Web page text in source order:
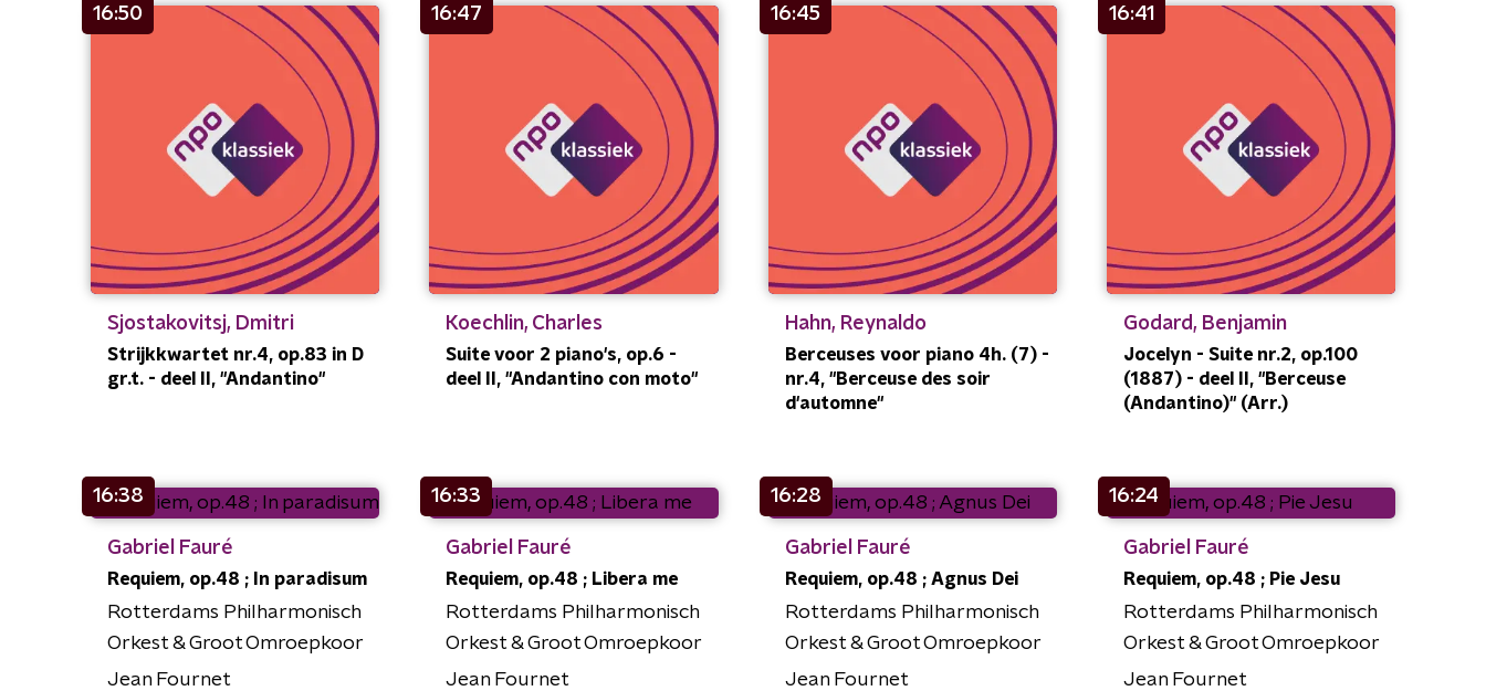
16:50
Sjostakovitsj, Dmitri
Strijkkwartet nr.4, op.83 in D
gr.t. - deel II, "Andantino"
16:47
Koechlin, Charles
Suite voor 2 piano's, op.6 -
deel II, "Andantino con moto"
16:45
Hahn, Reynaldo
Berceuses voor piano 4h. (7) -
nr.4, "Berceuse des soir
d'automne"
16:41
Godard, Benjamin
Jocelyn - Suite nr.2, op.100
(1887) - deel II, "Berceuse
(Andantino)" (Arr.)
16:38
Gabriel Fauré
Requiem, op.48 ; In paradisum
Rotterdams Philharmonisch
Orkest & Groot Omroepkoor
Jean Fournet
16:33
Gabriel Fauré
Requiem, op.48 ; Libera me
Rotterdams Philharmonisch
Orkest & Groot Omroepkoor
Jean Fournet
16:28
Gabriel Fauré
Requiem, op.48 ; Agnus Dei
Rotterdams Philharmonisch
Orkest & Groot Omroepkoor
Jean Fournet
16:24
Gabriel Fauré
Requiem, op.48 ; Pie Jesu
Rotterdams Philharmonisch
Orkest & Groot Omroepkoor
Jean Fournet